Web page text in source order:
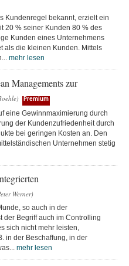
Kundenregel bekannt, erzielt ein
20 % seiner Kunden 80 % des
Kunden eines Unternehmens
als die kleinen Kunden. Mittels
mehr lesen
Managements zur
Premium
eine Gewinnmaximierung durch
der Kundenzufriedenheit durch
bei geringen Kosten an. Den
Unternehmen stetig
Werner)
so auch in der
der Begriff auch im Controlling
sich nicht mehr leisten,
in der Beschaffung, in der
mehr lesen